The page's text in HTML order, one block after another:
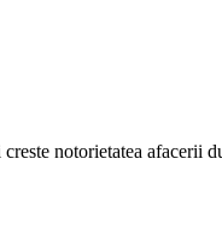
notorietatea afacerii